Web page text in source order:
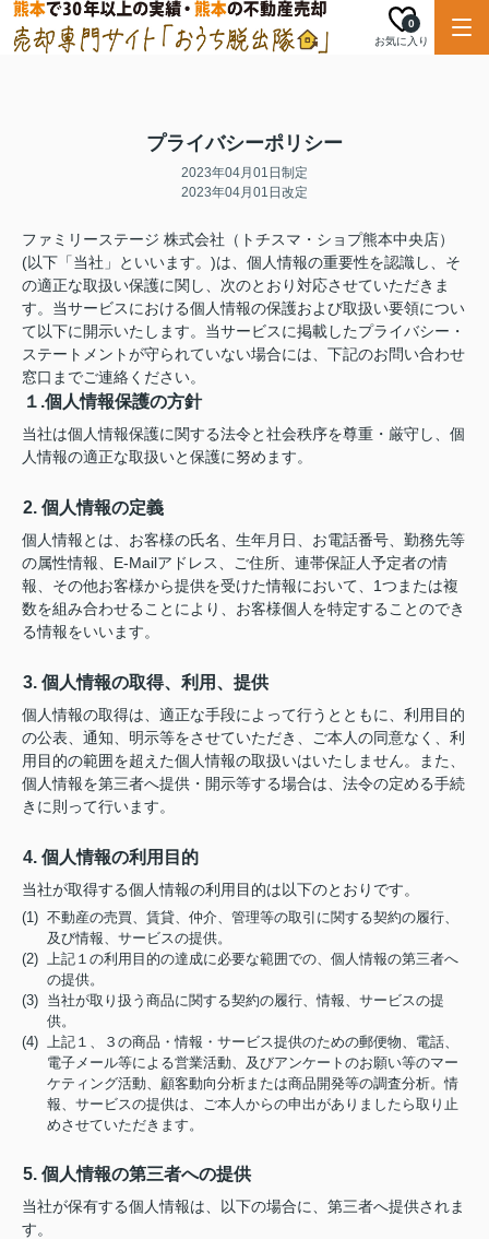
お気に入り
0
プライバシーポリシー
2023年04月01日制定
2023年04月01日改定
ファミリーステージ 株式会社（トチスマ・ショプ熊本中央店）
(以下「当社」といいます。)は、個人情報の重要性を認識し、そ
の適正な取扱い保護に関し、次のとおり対応させていただきま
す。当サービスにおける個人情報の保護および取扱い要領につい
て以下に開示いたします。当サービスに掲載したプライバシー・
ステートメントが守られていない場合には、下記のお問い合わせ
窓口までご連絡ください。
１.個人情報保護の方針
当社は個人情報保護に関する法令と社会秩序を尊重・厳守し、個
人情報の適正な取扱いと保護に努めます。
2. 個人情報の定義
個人情報とは、お客様の氏名、生年月日、お電話番号、勤務先等
の属性情報、E-Mailアドレス、ご住所、連帯保証人予定者の情
報、その他お客様から提供を受けた情報において、1つまたは複
数を組み合わせることにより、お客様個人を特定することのでき
る情報をいいます。
3. 個人情報の取得、利用、提供
個人情報の取得は、適正な手段によって行うとともに、利用目的
の公表、通知、明示等をさせていただき、ご本人の同意なく、利
用目的の範囲を超えた個人情報の取扱いはいたしません。また、
個人情報を第三者へ提供・開示等する場合は、法令の定める手続
きに則って行います。
4. 個人情報の利用目的
当社が取得する個人情報の利用目的は以下のとおりです。
(1) 不動産の売買、賃貸、仲介、管理等の取引に関する契約の履行、
及び情報、サービスの提供。
(2) 上記１の利用目的の達成に必要な範囲での、個人情報の第三者へ
の提供。
(3) 当社が取り扱う商品に関する契約の履行、情報、サービスの提
供。
(4) 上記１、３の商品・情報・サービス提供のための郵便物、電話、
電子メール等による営業活動、及びアンケートのお願い等のマー
ケティング活動、顧客動向分析または商品開発等の調査分析。情
報、サービスの提供は、ご本人からの申出がありましたら取り止
めさせていただきます。
5. 個人情報の第三者への提供
当社が保有する個人情報は、以下の場合に、第三者へ提供されま
す。